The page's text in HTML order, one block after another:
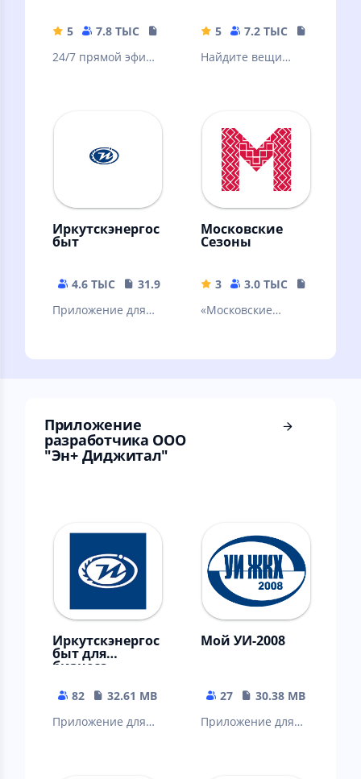
5 7.8 ТЫС
85.96 MB
24/7 прямой эфир,
5 7.2 ТЫС
Найдите вещи
поделитесь
своими!
Иркутскэнергос
быт
4.6 ТЫС
31.92 MB
Приложение для
Московские
Сезоны
3 3.0 ТЫС
«Московские
Приложение
разработчика ООО
"Эн+ Диджитал"
Иркутскэнергос
быт для
бизнеса
82
32.61 MB
Приложение для
Мой УИ-2008
27
30.38 MB
Приложение для